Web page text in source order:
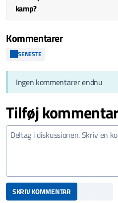
kamp?
Kommentarer
SENESTE
Ingen kommentarer endnu
Tilføj
SKRIV KOMMENTAR